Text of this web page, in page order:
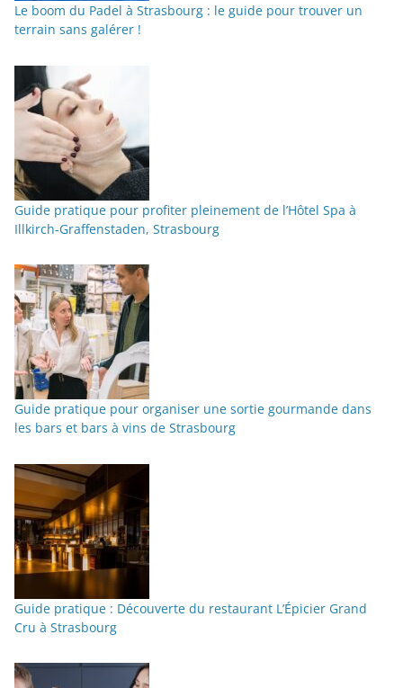
Le boom du Padel à Strasbourg : le guide pour trouver un
terrain sans galérer !
Guide pratique pour profiter pleinement de l’Hôtel Spa à
Illkirch-Graffenstaden, Strasbourg
Guide pratique pour organiser une sortie gourmande dans
les bars et bars à vins de Strasbourg
Guide pratique : Découverte du restaurant L’Épicier Grand
Cru à Strasbourg